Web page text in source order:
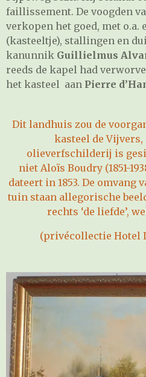
faillissement. De voogden
verkopen het goed, met o.a.
(kasteeltje), stallingen en
kanunnik Guillielmus
reeds de kapel had
het kasteel aan Pierre
Dit landhuis zou de
kasteel de Vijvers,
olieverfschilderij is
niet Aloïs Boudry (1851-
dateert in 1853. De omvang
tuin staan allegorische
rechts ‘de liefde’,
(privécollectie